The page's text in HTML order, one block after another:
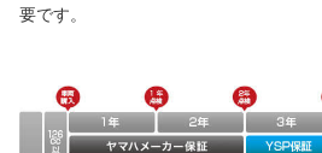
要です。